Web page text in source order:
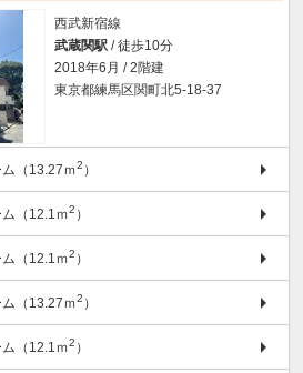
西武新宿線
武蔵関駅 / 徒歩10分
2018年6月 / 2階建
東京都練馬区関町北5-18-37
（13.27ｍ2 ）
（12.1ｍ2 ）
（12.1ｍ2 ）
（13.27ｍ2 ）
（12.1ｍ2 ）